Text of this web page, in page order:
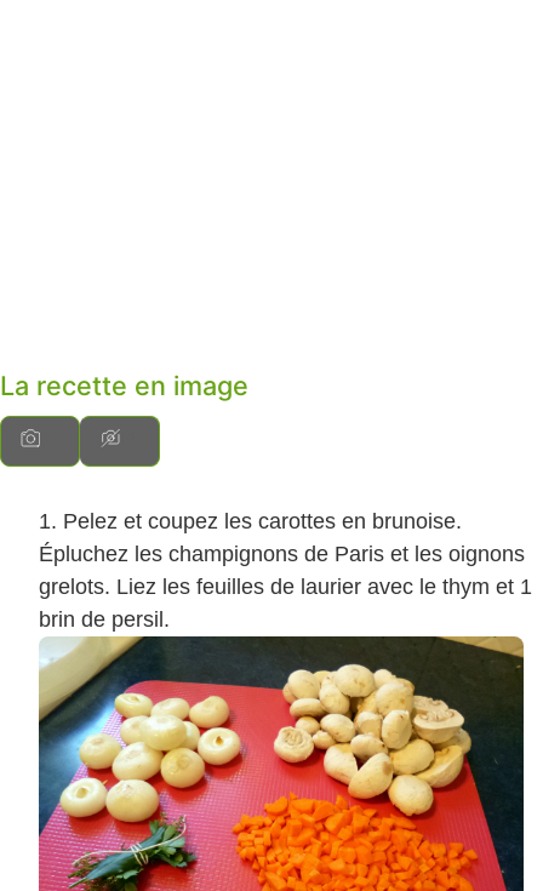
La recette en image
Pelez et coupez les carottes en brunoise.
Épluchez les champignons de Paris et les oignons
grelots. Liez les feuilles de laurier avec le thym et 1
brin de persil.